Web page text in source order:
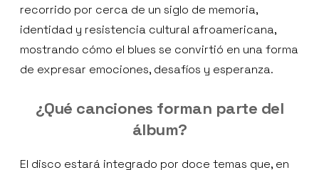
recorrido por cerca de un siglo de memoria,
identidad y resistencia cultural afroamericana,
mostrando cómo el blues se convirtió en una forma
de expresar emociones, desafíos y esperanza.
¿Qué canciones forman parte del
álbum?
El disco estará integrado por doce temas que, en